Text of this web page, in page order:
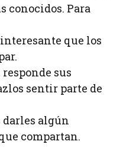
conocidos. Para
que los
sus
sentir parte de
darles algún
compartan.